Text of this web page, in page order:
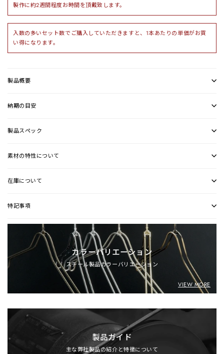
製作に約2週間程度お時間を頂戴致します。
入数の多いセット数でご購入していただきますと、1本あたりの単価がお買
い得になります。
製品概要
納期の目安
製品スペック
素材の特性について
在庫について
特記事項
カラーバリエーション
スチール製品カラーバリエーション
VIEW MORE
製品ガイド
主な弊社製品の紹介と特徴について